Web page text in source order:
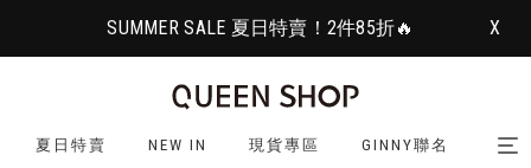
SUMMER SALE 夏日特賣！2件85折🔥 X
夏日特賣 NEW IN 現貨專區 GINNY聯名